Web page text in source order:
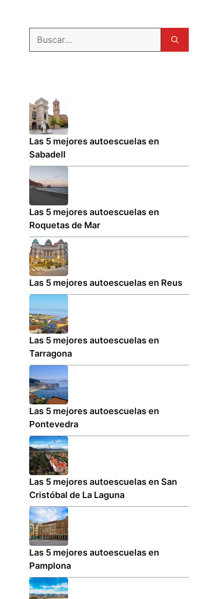
Buscar:
Las 5 mejores autoescuelas en
Sabadell
Las 5 mejores autoescuelas en
Roquetas de Mar
Las 5 mejores autoescuelas en Reus
Las 5 mejores autoescuelas en
Tarragona
Las 5 mejores autoescuelas en
Pontevedra
Las 5 mejores autoescuelas en San
Cristóbal de La Laguna
Las 5 mejores autoescuelas en
Pamplona